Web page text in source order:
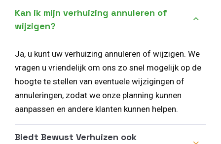
Kan ik mijn verhuizing annuleren of
wijzigen?
Ja, u kunt uw verhuizing annuleren of wijzigen. We
vragen u vriendelijk om ons zo snel mogelijk op de
hoogte te stellen van eventuele wijzigingen of
annuleringen, zodat we onze planning kunnen
aanpassen en andere klanten kunnen helpen.
Biedt Bewust Verhuizen ook